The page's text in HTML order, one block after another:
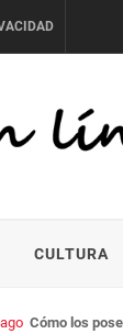
CULTURA
Con The